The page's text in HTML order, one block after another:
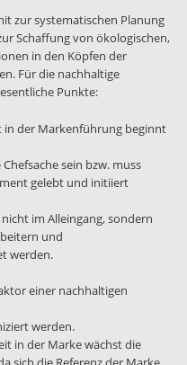
zur systematischen Planung
Schaffung von ökologischen,
in den Köpfen der
Für die nachhaltige
Punkte:
der Markenführung beginnt
sein bzw. muss
gelebt und initiiert
im Alleingang, sondern
und
werden.
einer nachhaltigen
werden.
in der Marke wächst die